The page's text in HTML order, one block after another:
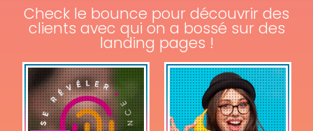
Check le bounce pour découvrir des
clients avec qui on a bossé sur des
landing pages !